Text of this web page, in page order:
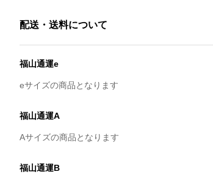
配送・送料について
福山通運e
eサイズの商品となります
福山通運A
Aサイズの商品となります
福山通運B